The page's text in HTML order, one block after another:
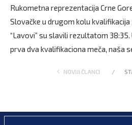
Rukometna reprezentacija Crne
Slovačke u drugom kolu kvalifikacija
“Lavovi” su slavili rezultatom
prva dva kvalifikaciona meča, naša
NOVIJI ČLANCI